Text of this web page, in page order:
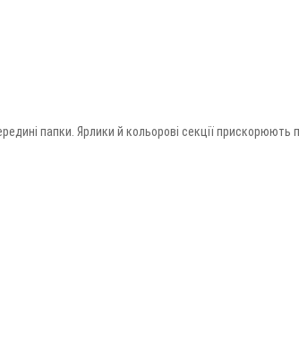
папки. Ярлики й кольорові секції прискорюють
можна в «Долина Мрій» з доставкою по